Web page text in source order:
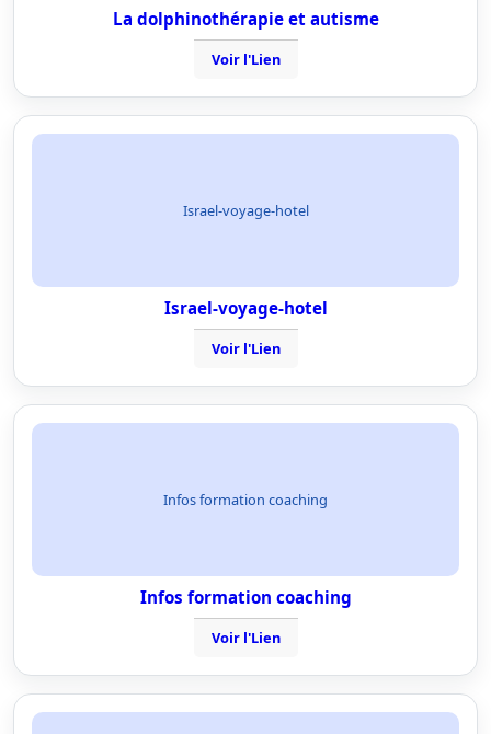
La dolphinothérapie et autisme
Voir l'Lien
Israel-voyage-hotel
Israel-voyage-hotel
Voir l'Lien
Infos formation coaching
Infos formation coaching
Voir l'Lien